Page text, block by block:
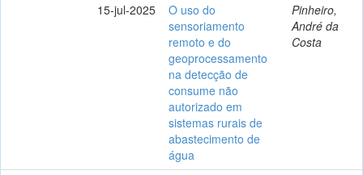
15-jul-2025
O uso do
sensoriamento
remoto e do
geoprocessamento
na detecção de
consume não
autorizado em
sistemas rurais de
abastecimento de
água
Pinheiro,
André da
Costa